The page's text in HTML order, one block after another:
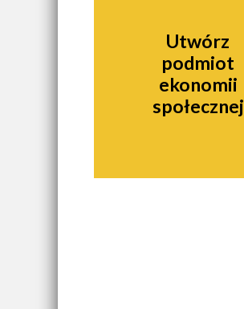
Utwórz
podmiot
ekonomii
społecznej